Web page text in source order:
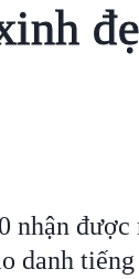
nhận được
danh